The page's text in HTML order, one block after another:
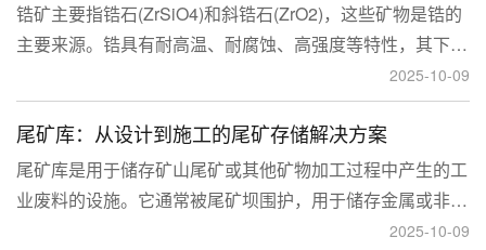
锆矿主要指锆石(ZrSiO4)和斜锆石(ZrO2)，这些矿物是锆的
主要来源。锆具有耐高温、耐腐蚀、高强度等特性，其下游
应用涉及核工业、陶瓷、耐火材料、铸造、电子和化工等多
个领域，尤其在高性能陶瓷和锆基合金中的需求不断增长。
2025-10-09
尾矿库：从设计到施工的尾矿存储解决方案
尾矿库是用于储存矿山尾矿或其他矿物加工过程中产生的工
业废料的设施。它通常被尾矿坝围护，用于储存金属或非金
属矿山的尾矿。尾矿库通常包括尾矿处理系统、排水系统和
2025-10-09